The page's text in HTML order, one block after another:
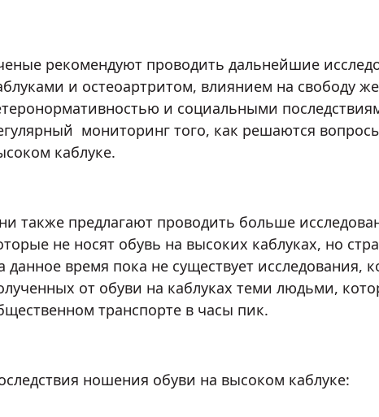
рекомендуют проводить дальнейшие
и остеоартритом, влиянием на свободу
и социальными
мониторинг того, как решаются
каблуке.
также предлагают проводить больше
не носят обувь на высоких каблуках, но
данное время пока не существует исследования,
от обуви на каблуках теми людьми,
транспорте в часы пик.
ношения обуви на высоком каблуке: